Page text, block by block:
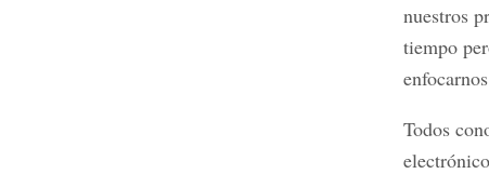
nuestros
tiempo
Todos